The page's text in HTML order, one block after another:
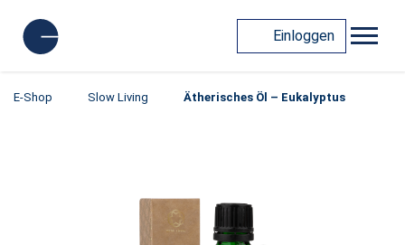
Einloggen
E-Shop Slow Living Ätherisches Öl – Eukalyptus